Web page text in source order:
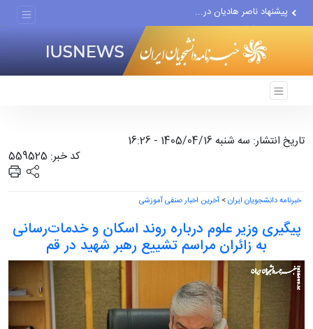
پیشنهاد ناصر هادیان در...
معامله با گرگِ آمریکایی،...
دستیار قلعه‌نویی مربی تیم...
اقتصاددان معروف آمریکایی:...
انتشار اخبار جعلی توسط...
تاریخ انتشار: سه شنبه 1405/04/16 - 16:26
کد خبر: 559525
خبرنامه دانشجویان ایران> آخرین اخبار صنفی آموزشی
پیگیری وزیر علوم درباره روند اسکان و خدمات‌رسانی
به زائران مراسم تشییع رهبر شهید در قم